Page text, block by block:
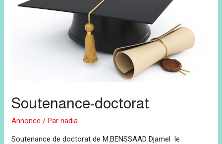
Soutenance-doctorat
Annonce / Parnadia
Soutenance de doctorat de M.BENSSAAD Djamel le